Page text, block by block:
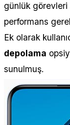
günlük görevleri
performans
Ek olarak
depolama
sunulmuş.